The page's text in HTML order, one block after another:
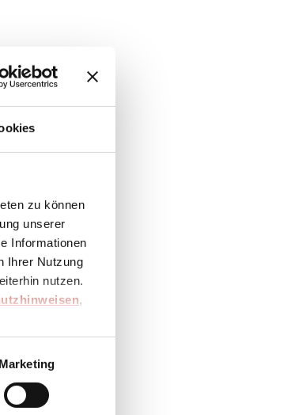
zu können
unserer
Informationen
Ihrer Nutzung
nutzen.
,
Marketing